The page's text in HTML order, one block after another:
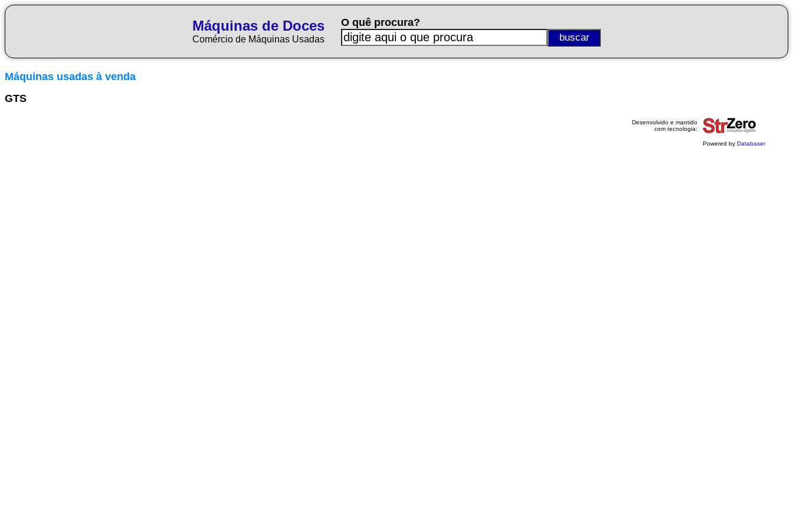
Máquinas de Doces
Comércio de Máquinas Usadas
O quê procura?
Máquinas usadas à venda
GTS
Desenvolvido e mantido
com tecnologia:
Powered by Databaser